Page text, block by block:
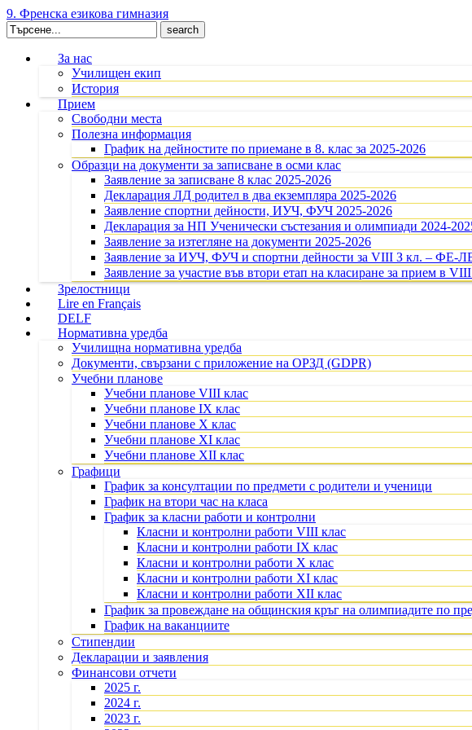
9. Френска езикова гимназия
Search
for:
За нас
Училищен екип
История
Прием
Свободни места
Полезна информация
График на дейностите по приемане в 8. клас за 2025-2026
Образци на документи за записване в осми клас
Заявление за записване 8 клас 2025-2026
Декларация ЛД родител в два екземпляра 2025-2026
Заявление спортни дейности, ИУЧ, ФУЧ 2025-2026
Декларация за НП Ученически състезания и олимпиади 2024-
Заявление за изтегляне на документи 2025-2026
Заявление за ИУЧ, ФУЧ и спортни дейности за VIII З кл. – ФЕ-
Заявление за участие във втори етап на класиране за прием в
Зрелостници
Lire en Français
DELF
Нормативна уредба
Училищна нормативна уредба
Документи, свързани с приложение на ОРЗД (GDPR)
Учебни планове
Учебни планове VIII клас
Учебни планове IX клас
Учебни планове X клас
Учебни планове XI клас
Учебни планове XII клас
Графици
График за консултации по предмети с родители и ученици
График на втори час на класа
График за класни работи и контролни
Класни и контролни работи VIII клас
Класни и контролни работи IX клас
Класни и контролни работи X клас
Класни и контролни работи XI клас
Класни и контролни работи XII клас
График за провеждане на общинския кръг на олимпиадите по
График на ваканциите
Стипендии
Декларации и заявления
Финансови отчети
2025 г.
2024 г.
2023 г.